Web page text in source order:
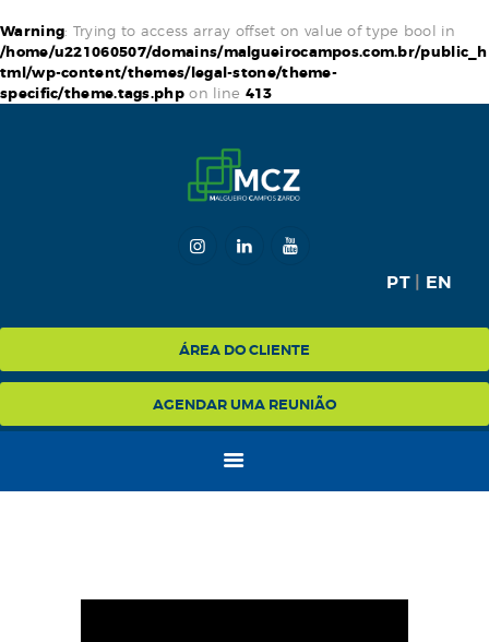
Warning: Trying to access array offset on value of type bool in
/home/u221060507/domains/malgueirocampos.com.br/public_h
tml/wp-content/themes/legal-stone/theme-
specific/theme.tags.phpon line 413
PT| EN
ÁREA DO CLIENTE
AGENDAR UMA REUNIÃO
EXPERTISE
NA MÍDIA